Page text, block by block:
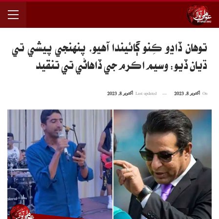
توهان ڏاڍو ڪِنو ڳائيندا آهيو، پنهنجي پيشي تي
ڌيان ڏيو: وسيم اڪرم جي ڏاهاڻي تي تنقيد
اکتوبر 8, 2023 اکتوبر 8, 2023